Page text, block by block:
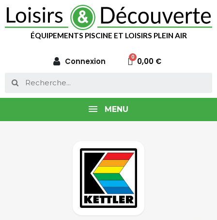
ÉQUIPEMENTS PISCINE ET LOISIRS PLEIN AIR
Connexion 0,00 €
MENU